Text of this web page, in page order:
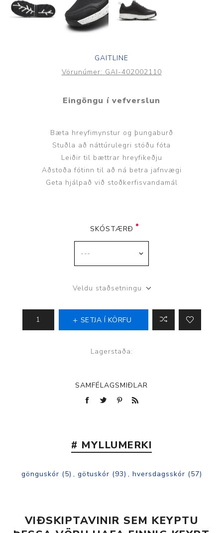
GAITLINE
Vörunúmer: GAI-402002110
Eingöngu í vefverslun
Bæta hreyfimynstur og þungaburð
Stuðla að náttúrulegri stöðu fóta
Leiðir til bættrar hreyfikeðju
Aðstoða fótinn til að ná betra jafnvægi
Geta hjálpað við stoðkerfisvandamál
SKÓSTÆRÐ
Veldu staðsetningu
SETJA Í KÖRFU
Lagerstaða:
SAMFÉLAGSMIÐLAR
# MYLLUMERKI
gönguskór (5) , götuskór (93) , hversdagsskór (57)
VIÐSKIPTAVINIR SEM KEYPTU